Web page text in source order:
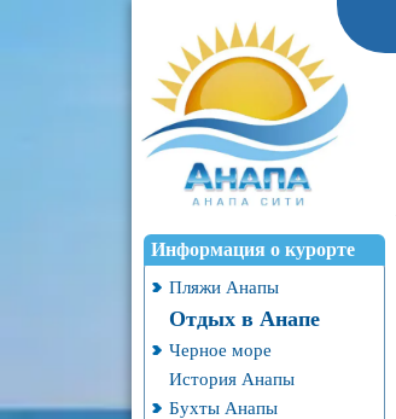
Информация о курорте
Пляжи Анапы
Отдых в Анапе
Черное море
История Анапы
Бухты Анапы